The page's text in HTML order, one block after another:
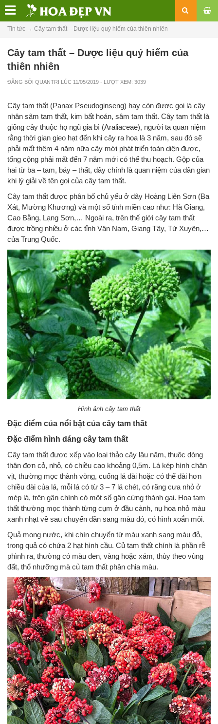
Tin tức → Cây tam thất – Dược liệu quý hiếm của thiên nhiên
Cây tam thất – Dược liệu quý hiếm của
thiên nhiên
ĐĂNG BỞI QUANTRI LÚC 11/05/2019 - LƯỢT XEM: 3039
Cây tam thất (Panax Pseudoginseng) hay còn được gọi là cây
nhân sâm tam thất, kim bất hoán, sâm tam thất. Cây tam thất là
giống cây thuộc họ ngũ gia bì (Araliaceae), người ta quan niệm
rằng thời gian gieo hạt đến khi cây ra hoa là 3 năm, sau đó sẽ
phải mất thêm 4 năm nữa cây mới phát triển toàn diện được,
tổng cộng phải mất đến 7 năm mới có thể thu hoạch. Gộp của
hai từ ba – tam, bảy – thất, đây chính là quan niệm của dân gian
khi lý giải về tên gọi của cây tam thất.
Cây tam thất được phân bố chủ yếu ở dãy Hoàng Liên Sơn (Ba
Xát, Mường Khương) và một số tỉnh miền cao như: Hà Giang,
Cao Bằng, Lạng Sơn,… Ngoài ra, trên thế giới cây tam thất
được trồng nhiều ở các tỉnh Vân Nam, Giang Tây, Tứ Xuyên,…
của Trung Quốc.
Hình ảnh cây tam thất
Đặc điểm của nổi bật của cây tam thất
Đặc điểm hình dáng cây tam thất
Cây tam thất được xếp vào loại thảo cây lâu năm, thuộc dòng
thân đơn cỏ, nhỏ, có chiều cao khoảng 0,5m. Lá kép hình chân
vịt, thường mọc thành vòng, cuống lá dài hoặc có thể dài hơn
chiều dài của lá, mỗi lá có từ 3 – 7 lá chét, có răng cưa nhỏ ở
mép lá, trên gân chính có một số gân cứng thành gai. Hoa tam
thất thường mọc thành từng cụm ở đầu cành, nụ hoa nhỏ màu
xanh nhạt về sau chuyển dần sang màu đỏ, có hình xoắn môi.
Quả mọng nước, khi chín chuyển từ màu xanh sang màu đỏ,
trong quả có chứa 2 hạt hình cầu. Củ tam thất chính là phần rễ
phình ra, thường có màu đen, vàng hoặc xám, thùy theo vùng
đất, thổ nhưỡng mà củ tam thất phân chia màu.